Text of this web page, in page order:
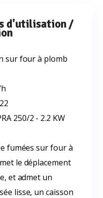
d'utilisation /
sur four à plomb
250/2 - 2.2 KW
fumées sur four à
le déplacement
et admet un
lisse, un caisson